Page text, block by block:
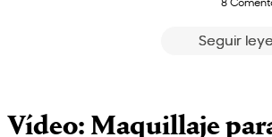
Seguir
Vídeo: Maquillaje